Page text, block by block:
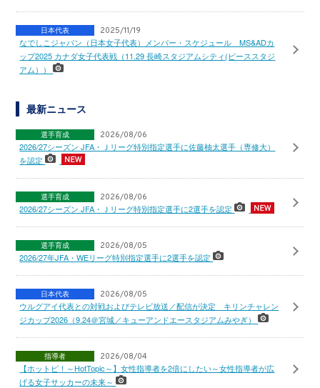
日本代表 2025/11/19
なでしこジャパン（日本女子代表）メンバー・スケジュール MS&ADカ
ップ2025 カナダ女子代表戦（11.29 長崎スタジアムシティ(ピーススタジ
アム））
最新ニュース
選手育成 2026/08/06
2026/27シーズン JFA・Ｊリーグ特別指定選手に佐藤柚太選手（専修大）
を認定
選手育成 2026/08/06
2026/27シーズン JFA・Ｊリーグ特別指定選手に2選手を認定
選手育成 2026/08/05
2026/27年JFA・WEリーグ特別指定選手に2選手を認定
日本代表 2026/08/05
ウルグアイ代表との対戦およびテレビ放送／配信が決定 キリンチャレン
ジカップ2026（9.24＠宮城／キューアンドエースタジアムみやぎ）
指導者 2026/08/04
【ホットピ！～HotTopic～】女性指導者を2倍にしたい～女性指導者が広
げる女子サッカーの未来～